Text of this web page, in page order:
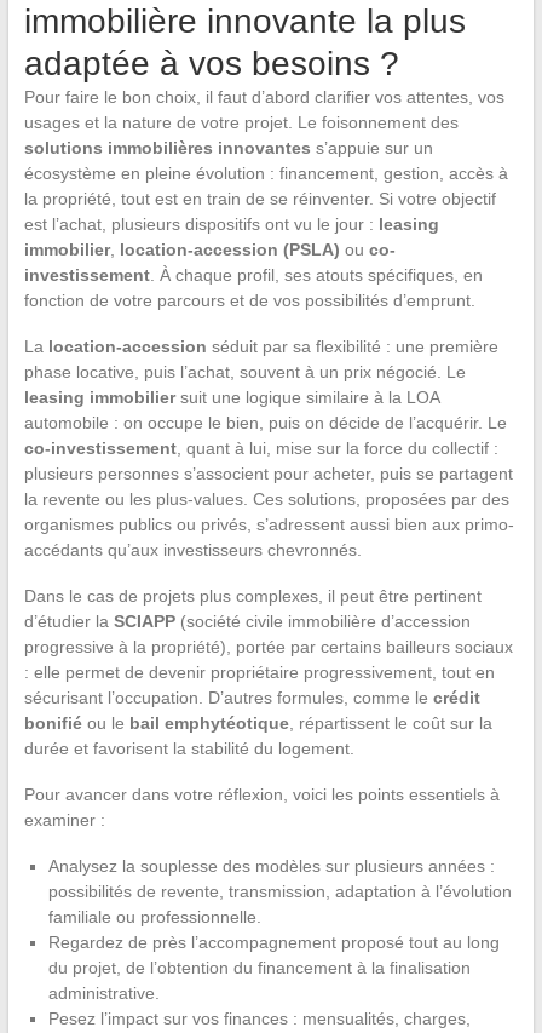
immobilière innovante la plus
adaptée à vos besoins ?
Pour faire le bon choix, il faut d’abord clarifier vos attentes, vos
usages et la nature de votre projet. Le foisonnement des
solutions immobilières innovantes s’appuie sur un
écosystème en pleine évolution : financement, gestion, accès à
la propriété, tout est en train de se réinventer. Si votre objectif
est l’achat, plusieurs dispositifs ont vu le jour : leasing
immobilier, location-accession (PSLA) ou co-
investissement. À chaque profil, ses atouts spécifiques, en
fonction de votre parcours et de vos possibilités d’emprunt.
La location-accession séduit par sa flexibilité : une première
phase locative, puis l’achat, souvent à un prix négocié. Le
leasing immobiliersuit une logique similaire à la LOA
automobile : on occupe le bien, puis on décide de l’acquérir. Le
co-investissement, quant à lui, mise sur la force du collectif :
plusieurs personnes s’associent pour acheter, puis se partagent
la revente ou les plus-values. Ces solutions, proposées par des
organismes publics ou privés, s’adressent aussi bien aux primo-
accédants qu’aux investisseurs chevronnés.
Dans le cas de projets plus complexes, il peut être pertinent
d’étudier la SCIAPP(société civile immobilière d’accession
progressive à la propriété), portée par certains bailleurs sociaux
: elle permet de devenir propriétaire progressivement, tout en
sécurisant l’occupation. D’autres formules, comme le crédit
bonifiéou le bail emphytéotique, répartissent le coût sur la
durée et favorisent la stabilité du logement.
Pour avancer dans votre réflexion, voici les points essentiels à
examiner :
Analysez la souplesse des modèles sur plusieurs années :
possibilités de revente, transmission, adaptation à l’évolution
familiale ou professionnelle.
Regardez de près l’accompagnement proposé tout au long
du projet, de l’obtention du financement à la finalisation
administrative.
Pesez l’impact sur vos finances : mensualités, charges,